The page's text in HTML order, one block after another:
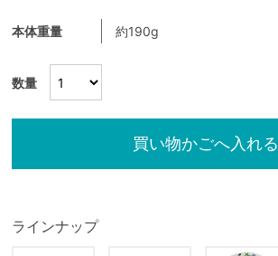
数量
本体重量 約190g
ラインナップ
買い物かごへ入れる